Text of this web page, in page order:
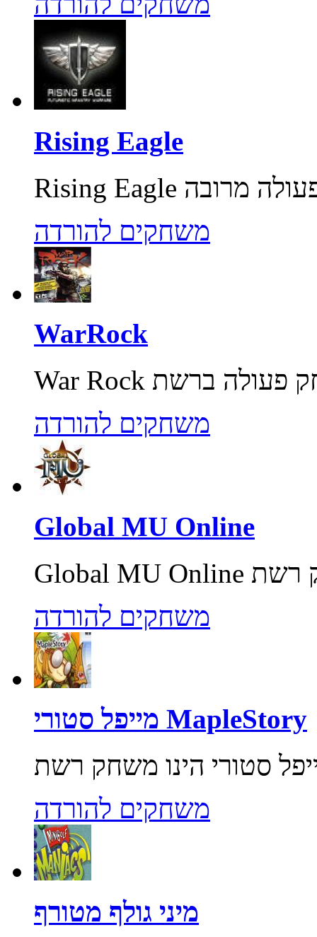
Rising Eagle
משחקים להורדה
WarRock
משחקים להורדה
Global MU Online
משחקים להורדה
מייפל סטורי MapleStory
משחקים להורדה
מיני גולף מטורף